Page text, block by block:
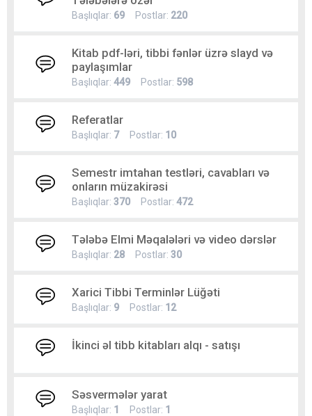
Başlıqlar: 69 Postlar: 220
Kitab pdf-ləri, tibbi fənlər üzrə slayd və
paylaşımlar
Başlıqlar: 449 Postlar: 598
Referatlar
Başlıqlar: 7Postlar: 10
Semestr imtahan testləri, cavabları və
onların müzakirəsi
Başlıqlar: 370 Postlar: 472
Tələbə Elmi Məqalələri və video dərslər
Başlıqlar: 28 Postlar: 30
Xarici Tibbi Terminlər Lüğəti
Başlıqlar: 9 Postlar: 12
İkinci əl tibb kitabları alqı - satışı
Səsvermələr yarat
Başlıqlar: 1 Postlar: 1